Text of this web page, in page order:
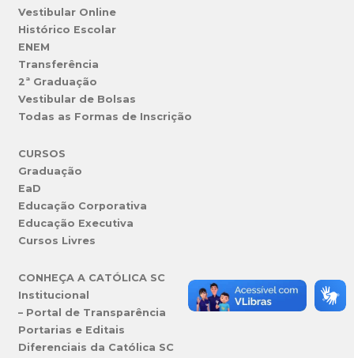
Vestibular Online
Histórico Escolar
ENEM
Transferência
2ª Graduação
Vestibular de Bolsas
Todas as Formas de Inscrição
CURSOS
Graduação
EaD
Educação Corporativa
Educação Executiva
Cursos Livres
CONHEÇA A CATÓLICA SC
Institucional
– Portal de Transparência
Portarias e Editais
Diferenciais da Católica SC